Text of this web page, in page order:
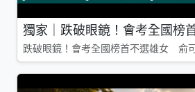
獨家｜跌破眼鏡！會考全國榜
跌破眼鏡！會考全國榜首不選雄女 俞